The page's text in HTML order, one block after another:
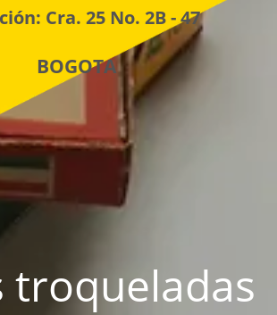
Cra. 25 No. 2B - 47
BOGOTA
troqueladas